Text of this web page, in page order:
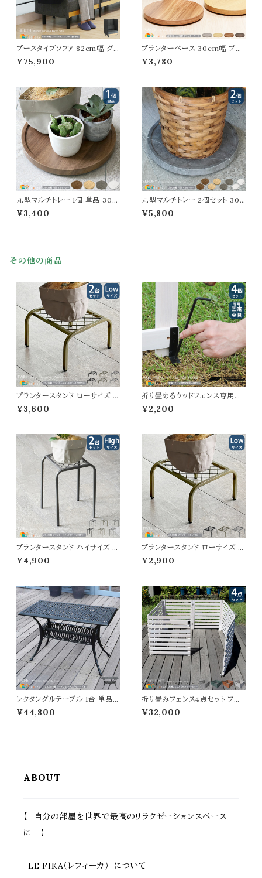
ブースタイプソファ 82cm幅 グレ
ー パーテーションソファ パネルソ
ファ パネルチェア 間仕切りソファ
m 奥行65.5cm 高さ123.5cm
座面高43cm おすすめ おしゃれ
北欧 モダン スタイリッシュ 一人
掛 ブースソファ
¥75,900
プランターベース 30cm幅 ブラ
ウン ライトブラウン ナチュラル グ
レー キャスター付き 植木鉢台
め おしゃれ 北欧 モダン スタイリ
ッシュ プランター置き 鉢植え置
き 植木鉢置き リビング 玄関 円
型 丸型 円形 丸形
¥3,780
丸型マルチトレー 1個 単品 30c
m幅 ウォルナット ナチュラルオー
ク グレーマーブル ホワイトマーブ
ャスター付き 幅30cm 奥行30c
¥3,400
丸型マルチトレー 2個セット 30c
m幅 ウォルナット ナチュラルオー
ク グレーマーブル ホワイトマーブ
¥5,800
その他の商品
プランタースタンド ローサイズ 2
5cm幅 同色2台セット ブラック
ゴールド グレー 幅25cm 奥行2
ンド 鉢植えスタンド 鉢植え台 フ
ラワースタンド フラワーラック 花
台 スチール製 おすすめ おしゃ
れ コンパクト
¥3,600
折り畳めるウッドフェンス専用固
定金具 4個セット 専用固定金具
ウッドフェンス用金具 ペグ フェン
ゃれ スチール製 L字金具幅2c
m 奥行3cm 高さ8cm 木製フェ
ンス固定金具 折り畳みフェンス
用固定金具 ガーデニング
¥2,200
プランタースタンド ハイサイズ 2
5cm幅 同色2台セット ゴールド
ブラック グレー 幅25cm 奥行2
ンド 鉢植えスタンド 鉢植え台 フ
ラワースタンド フラワーラック 花
台 おすすめ おしゃれ コンパクト
スチール製
¥4,900
プランタースタンド ローサイズ 2
5cm幅 1台単品 ブラック ゴール
ド グレー 幅25cm 奥行25cm
鉢植えスタンド 鉢植え台 フラワ
ースタンド フラワーラック 花台
花ラック おすすめ おしゃれ コン
パクト スチール製
¥2,900
レクタングルテーブル 1台 単品 1
23.5cm幅 マットブラック ガーデ
ンテーブル 長方形 アルミ製テー
¥44,800
折り畳みフェンス4点セット フェ
ンス3枚 ゲート1セット 合計4点セ
ット ボーダーフェンスセット フェ
¥32,000
ABOUT
【 自分の部屋を世界で最高のリラクゼーションスペース
に 】
「LE FIKA（レフィーカ）」について